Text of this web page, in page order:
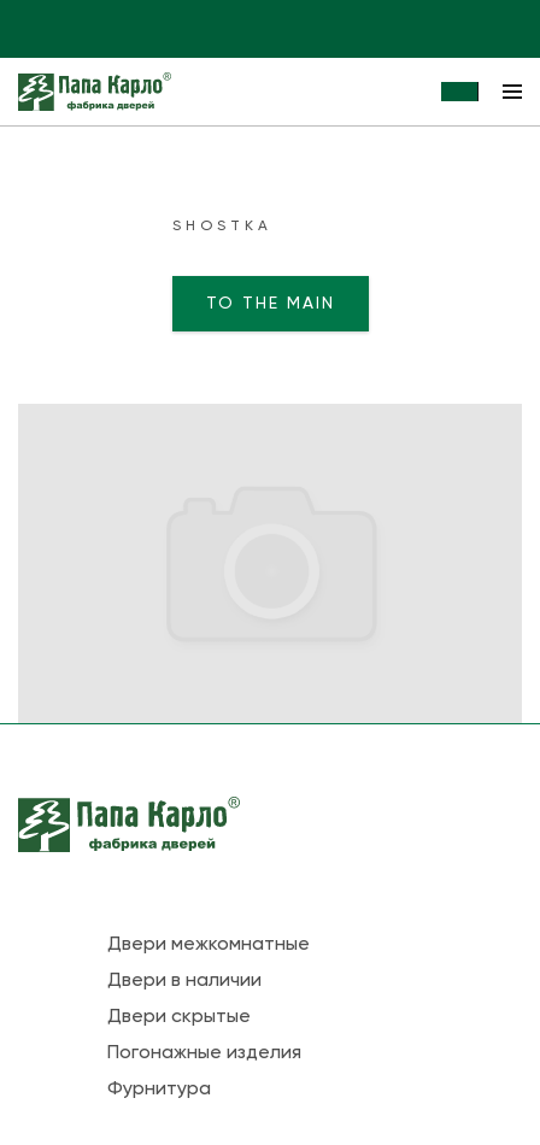
SHOSTKA
TO THE MAIN
Двери межкомнатные
Двери в наличии
Двери скрытые
Погонажные изделия
Фурнитура